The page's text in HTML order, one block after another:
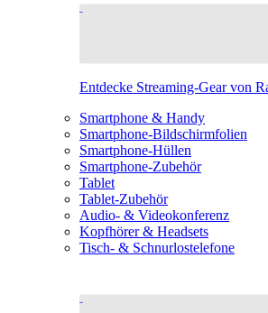
Entdecke Streaming-Gear von
Smartphone & Handy
Smartphone-Bildschirmfolien
Smartphone-Hüllen
Smartphone-Zubehör
Tablet
Tablet-Zubehör
Audio- & Videokonferenz
Kopfhörer & Headsets
Tisch- & Schnurlostelefone